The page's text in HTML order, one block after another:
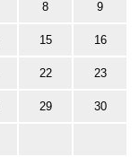
8 9
15 16
22 23
29 30